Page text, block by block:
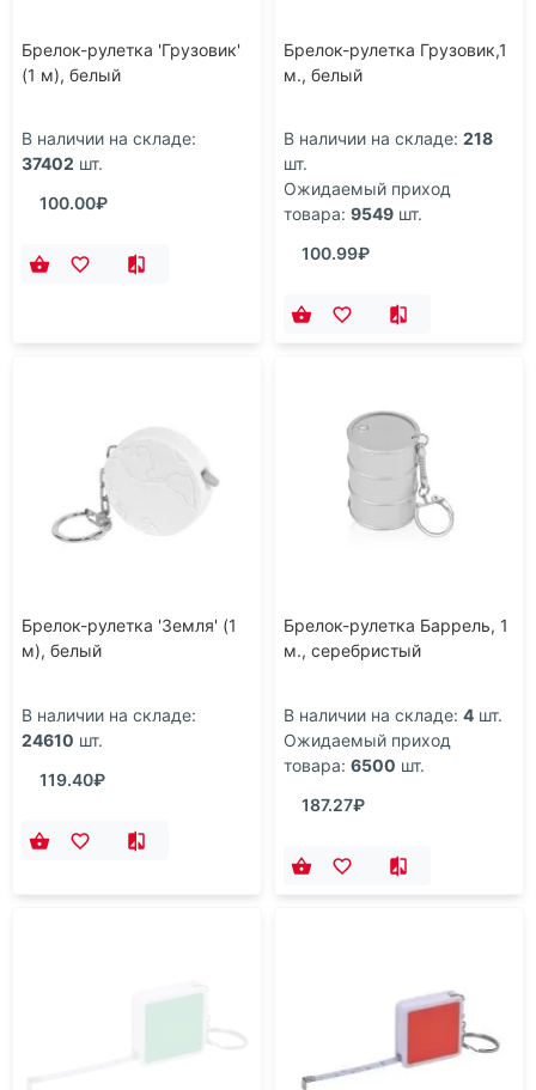
Брелок-рулетка 'Грузовик'
(1 м), белый
В наличии на складе:
37402 шт.
100.00₽
Брелок-рулетка Грузовик,1
м., белый
В наличии на складе: 218
шт.
Ожидаемый приход
товара: 9549 шт.
100.99₽
Брелок-рулетка 'Земля' (1
м), белый
В наличии на складе:
24610 шт.
119.40₽
Брелок-рулетка Баррель, 1
м., серебристый
В наличии на складе: 4 шт.
Ожидаемый приход
товара: 6500 шт.
187.27₽